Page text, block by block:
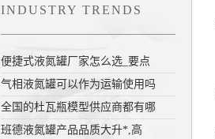
INDUSTRY TRENDS
便捷式液氮罐厂家怎么选_要点
气相液氮罐可以作为运输使用吗
全国的杜瓦瓶模型供应商都有哪
班德液氮罐产品品质大升*,高